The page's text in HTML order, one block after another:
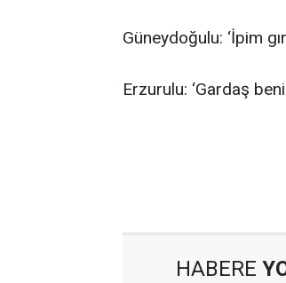
Güneydoğulu: ‘İpim
Erzurulu: ‘Gardaş
HABERE